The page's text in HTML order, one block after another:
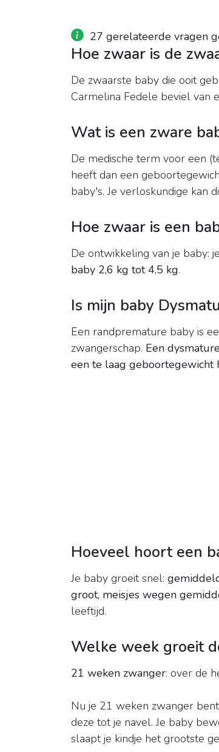
27 gerelateerde vragen
Hoe zwaar is de
De zwaarste baby die ooit
Carmelina Fedele beviel van
Wat is een zware
De medische term voor een
heeft dan een
baby's. Je verloskundige kan
Hoe zwaar is een
De ontwikkeling van je baby:
baby 2,6 kg tot 4,5 kg.
Is mijn baby
Een randpremature baby is
zwangerschap. Een
een te laag geboortegewicht
Hoeveel hoort een
Je baby groeit snel:
groot, meisjes wegen
leeftijd.
Welke week groeit
21 weken zwanger: over de
Nu je 21 weken zwanger
deze tot je navel. Je baby
slaapt je kindje het grootste